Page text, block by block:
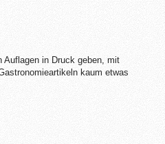
Auflagen in Druck geben, mit
kaum etwas